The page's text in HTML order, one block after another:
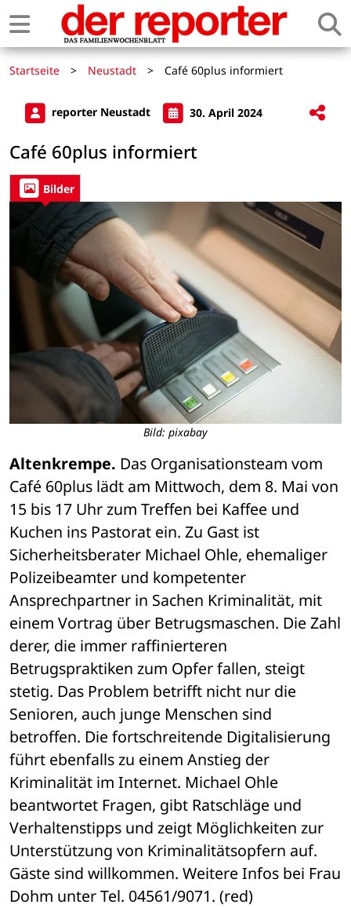
Startseite > Neustadt > Café 60plus informiert
reporter Neustadt 30. April 2024
Café 60plus informiert
Bilder
Bild: pixabay
Altenkrempe. Das Organisationsteam vom
Café 60plus lädt am Mittwoch, dem 8. Mai von
15 bis 17 Uhr zum Treffen bei Kaffee und
Kuchen ins Pastorat ein. Zu Gast ist
Sicherheitsberater Michael Ohle, ehemaliger
Polizeibeamter und kompetenter
Ansprechpartner in Sachen Kriminalität, mit
einem Vortrag über Betrugsmaschen. Die Zahl
derer, die immer raffinierteren
Betrugspraktiken zum Opfer fallen, steigt
stetig. Das Problem betrifft nicht nur die
Senioren, auch junge Menschen sind
betroffen. Die fortschreitende Digitalisierung
führt ebenfalls zu einem Anstieg der
Kriminalität im Internet. Michael Ohle
beantwortet Fragen, gibt Ratschläge und
Verhaltenstipps und zeigt Möglichkeiten zur
Unterstützung von Kriminalitätsopfern auf.
Gäste sind willkommen. Weitere Infos bei Frau
Dohm unter Tel. 04561/9071. (red)